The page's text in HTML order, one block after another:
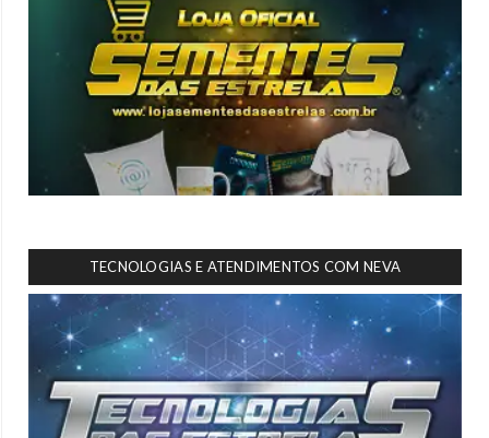
TECNOLOGIAS E ATENDIMENTOS COM NEVA